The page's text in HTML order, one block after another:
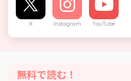
X Instagram YouTube
無料で読む！